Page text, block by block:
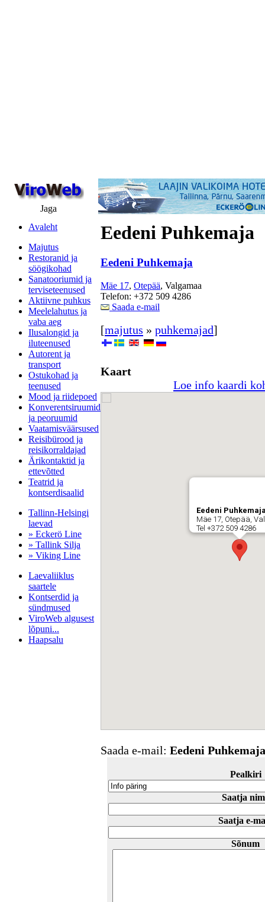
Jaga
Avaleht
Majutus
Restoranid ja
söögikohad
Sanatooriumid ja
terviseteenused
Aktiivne puhkus
Meelelahutus ja
vaba aeg
Ilusalongid ja
iluteenused
Autorent ja
transport
Ostukohad ja
teenused
Mood ja riidepoed
Konverentsiruumid
ja peoruumid
Vaatamisväärsused
Reisibürood ja
reisikorraldajad
Ärikontaktid ja
ettevõtted
Teatrid ja
kontserdisaalid
Tallinn-Helsingi
laevad
» Eckerö Line
» Tallink Silja
» Viking Line
Laevaliiklus
saartele
Kontserdid ja
sündmused
ViroWeb algusest
lõpuni...
Haapsalu
Eedeni Puhkemaja
Eedeni Puhkemaja
Mäe 17, Otepää, Valgamaa
Telefon: +372 509 4286
Saada e-mail
[majutus » puhkemajad]
Kaart
Loe info kaardi
Eedeni
Mäe 17, Otepää,
Tel +372 509 4286
Saada e-mail: Eedeni Puhkemaja
Pealkiri
Saatja
Saatja e-
Sõnum